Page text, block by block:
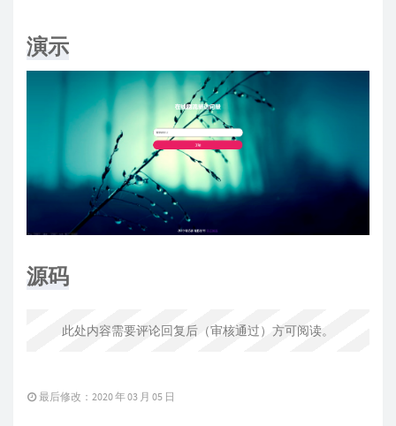
演示
源码
此处内容需要评论回复后（审核通过）方可阅读。
最后修改：2020 年 03 月 05 日